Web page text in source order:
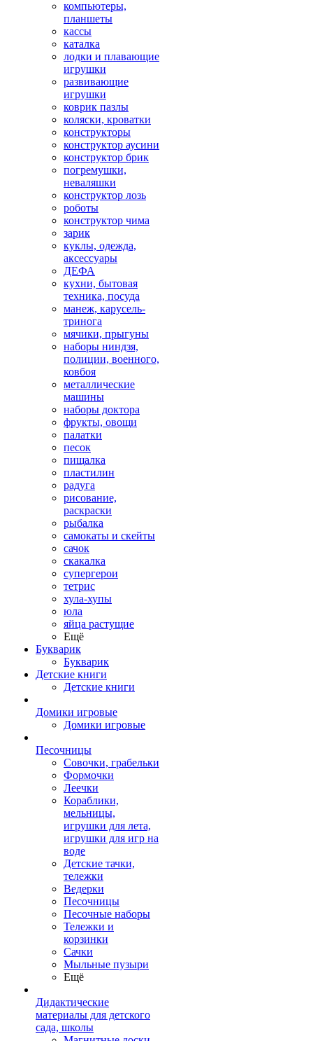
компьютеры,
планшеты
кассы
каталка
лодки и плавающие
игрушки
развивающие
игрушки
коврик пазлы
коляски, кроватки
конструкторы
конструктор аусини
конструктор брик
погремушки,
неваляшки
конструктор лозь
роботы
конструктор чима
зарик
куклы, одежда,
аксессуары
ДЕФА
кухни, бытовая
техника, посуда
манеж, карусель-
тринога
мячики, прыгуны
наборы ниндзя,
полиции, военного,
ковбоя
металлические
машины
наборы доктора
фрукты, овощи
палатки
песок
пищалка
пластилин
радуга
рисование,
раскраски
рыбалка
самокаты и скейты
сачок
скакалка
супергерои
тетрис
хула-хупы
юла
яйца растущие
Ещё
Букварик
Букварик
Детские книги
Детские книги
Домики игровые
Домики игровые
Песочницы
Совочки, грабельки
Формочки
Леечки
Кораблики,
мельницы,
игрушки для лета,
игрушки для игр на
воде
Детские тачки,
тележки
Ведерки
Песочницы
Песочные наборы
Тележки и
корзинки
Сачки
Мыльные пузыри
Ещё
Дидактические
материалы для детского
сада, школы